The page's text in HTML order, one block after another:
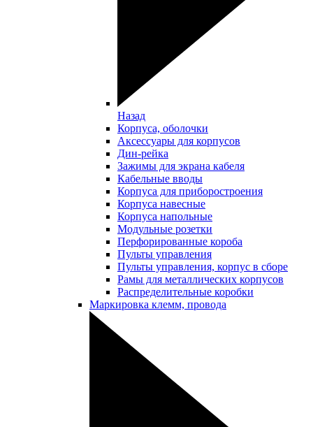
Назад
Корпуса, оболочки
Аксессуары для корпусов
Дин-рейка
Зажимы для экрана кабеля
Кабельные вводы
Корпуса для приборостроения
Корпуса навесные
Корпуса напольные
Модульные розетки
Перфорированные короба
Пульты управления
Пульты управления, корпус в сборе
Рамы для металлических корпусов
Распределительные коробки
Маркировка клемм, провода